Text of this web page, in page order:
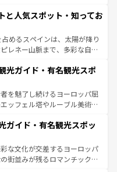
園風景やアマルフィ海岸の絶
い。観光の合間には、本場の
タリア料理を堪能することも
るまで、すべての瞬間を楽し
コンテンツ一覧を参照してほ
と人気スポット・知ってお
めるスペインは、太陽が降り
レネー山脈まで、多彩な自然
熱的なフラメンコ、熱気あふ
パスが生活の一部となってい
れた雰囲気や、バルセロナの
方では古代ローマ遺跡や中世
候が異なるスペインはその個
い。
光ガイド・有名観光スポ
を魅了し続けるヨーロッパ屈
ッフェル塔やルーブル美術館
る。華麗な宮殿、歴史的な大
豊かな自然が、訪れる者を心
スは美食の国としても知ら
無形文化遺産にも登録されて
ガイド・有名観光スポッ
な文化が交差するヨーロッパ
街並みが残るロマンチック街